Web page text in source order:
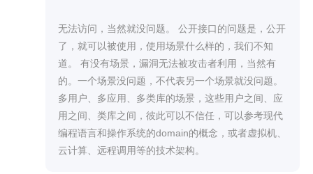
无法访问，当然就没问题。 公开接口的问题是，公开
了，就可以被使用，使用场景什么样的，我们不知
道。 有没有场景，漏洞无法被攻击者利用，当然有
的。一个场景没问题，不代表另一个场景就没问题。
多用户、多应用、多类库的场景，这些用户之间、应
用之间、类库之间，彼此可以不信任，可以参考现代
编程语言和操作系统的domain的概念，或者虚拟机、
云计算、远程调用等的技术架构。